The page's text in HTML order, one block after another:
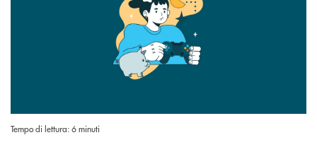
Tempo di lettura: 6 minuti